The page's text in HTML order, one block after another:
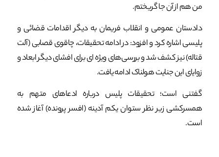
من هم از آن جا گریختم.
دادستان عمومی و انقلاب فریمان به دیگر اقدامات قضائی و
پلیسی اشاره کرد و افزود: در ادامه تحقیقات، چاقوی قصابی (آلت
قتاله) نیز کشف شد و بررسی‌های ویژه ای برای افشای دیگر ابعاد و
زوایای این جنایت هولناک ادامه یافت.
گفتنی است؛ تحقیقات پلیس درباره ادعاهای متهم به
همسرکشی زیر نظر ستوان یکم آدینه (افسر پرونده) آغاز شده
است.